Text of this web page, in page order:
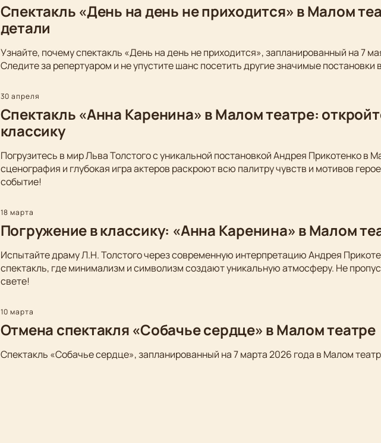
Спектакль «День на день не приходится» в Малом
детали
Узнайте, почему спектакль «День на день не приходится», запланированный на 7
Следите за репертуаром и не упустите шанс посетить другие значимые постановки
30 апреля
Спектакль «Анна Каренина» в Малом театре:
классику
Погрузитесь в мир Льва Толстого с уникальной постановкой Андрея Прикотенко в
сценография и глубокая игра актеров раскроют всю палитру чувств и мотивов
событие!
18 марта
Погружение в классику: «Анна Каренина» в Малом
Испытайте драму Л.Н. Толстого через современную интерпретацию Андрея
спектакль, где минимализм и символизм создают уникальную атмосферу. Не
свете!
10 марта
Отмена спектакля «Собачье сердце» в Малом театре
Спектакль «Собачье сердце», запланированный на 7 марта 2026 года в Малом